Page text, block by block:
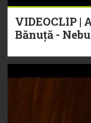
VIDEOCLIP |
Bănuță -